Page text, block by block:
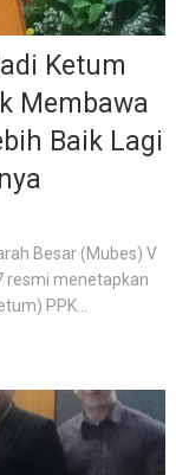
Ketum
Membawa
Baik Lagi
Besar (Mubes) V
resmi menetapkan
PPK...